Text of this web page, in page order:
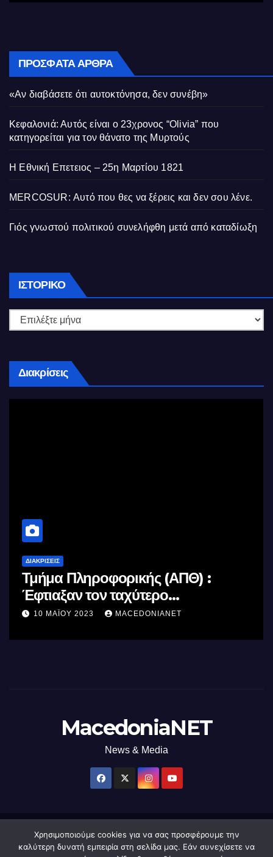
ΠΡΌΣΦΑΤΑ ΆΡΘΡΑ
«Αν διαβάσετε ότι αυτοκτόνησα, δεν συνέβη»
Κεφαλονιά: Αυτός είναι ο 23χρονος “Olivia” που
κατηγορείται για τον θάνατο της Μυρτούς
Η Εθνική Επετειος – 25η Μαρτίου 1821
MERCOSUR: Αυτό που θες να ξέρεις και δεν σου λένε.
Γιός γνωστού πολιτικού συνελήφθη μετά από καταδίωξη
ΙΣΤΟΡΙΚΌ Ιστορικό
Διακρίσεις
ΔΙΑΚΡΊΣΕΙΣ
Τμήμα Πληροφορικής (ΑΠΘ) :
Έφτιαξαν τον ταχύτερο
επεξεργαστή AI στον κόσμο με τη
10 ΜΑΪ́ΟΥ 2023 MACEDONIANET
MacedoniaNET
News & Media
Δημιουργήθηκε από το digital2000 με την Υποστήριξη του WordPress
Θέμα: Newsup απόThemeansar.
Χρησιμοποιούμε cookies για να σας προσφέρουμε την
καλύτερη δυνατή εμπειρία στη σελίδα μας. Εάν συνεχίσετε να